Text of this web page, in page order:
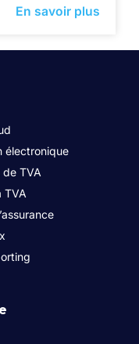
En savoir plus
électronique
de TVA
TVA